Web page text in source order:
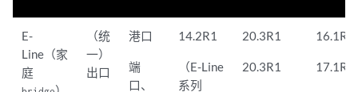
E-
Line（家
庭
（统
一）
出口
港口
端
口、
14.2R1
（E-Line
系列
20.3R1
20.3R1
16.1R1
17.1R1